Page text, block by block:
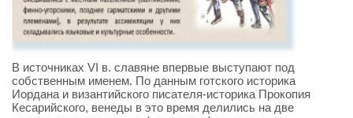
В источниках VI в. славяне впервые выступают под
собственным именем. По данным готского историка
Иордана и византийского писателя-историка Прокопия
Кесарийского, венеды в это время делились на две